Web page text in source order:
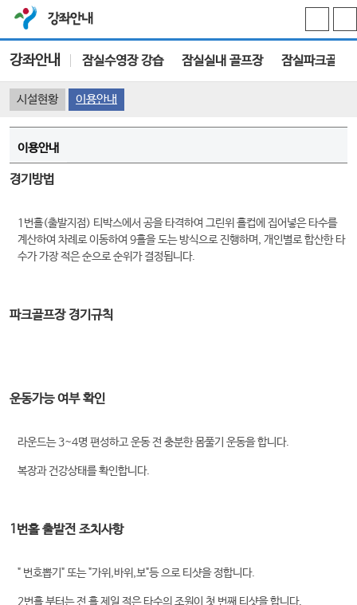
강좌안내
강좌안내 잠실수영장 강습 잠실실내 골프장 잠실파크골프
시설현황 이용안내
이용안내
경기방법
1번홀(출발지점) 티박스에서 공을 타격하여 그린위 홀컵에 집어넣은 타수를
계산하여 차례로 이동하여 9홀을 도는 방식으로 진행하며, 개인별로 합산한 타
수가 가장 적은 순으로 순위가 결정됩니다.
파크골프장 경기규칙
운동가능 여부 확인
라운드는 3~4명 편성하고 운동 전 충분한 몸풀기 운동을 합니다.
복장과 건강상태를 확인합니다.
1번홀 출발전 조치사항
" 번호뽑기" 또는 "가위,바위,보"등 으로 티샷을 정합니다.
2번홀 부터는 전 홀 제일 적은 타수의 조원이 첫 번째 티샷을 합니다.